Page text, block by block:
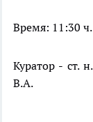
Время: 11:30 ч.
Куратор - ст.
В.А.